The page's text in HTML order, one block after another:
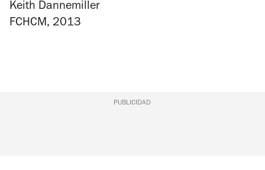
Keith Dannemiller
FCHCM, 2013
PUBLICIDAD